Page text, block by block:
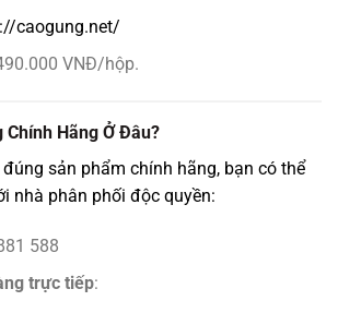
caogung.net/
VNĐ/hộp.
Chính Hãng Ở Đâu?
sản phẩm chính hãng, bạn có thể
nhà phân phối độc quyền:
588
trực tiếp: